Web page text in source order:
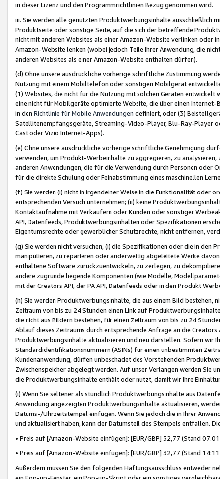
in dieser Lizenz und den Programmrichtlinien Bezug genommen wird.
iii. Sie werden alle genutzten Produktwerbungsinhalte ausschließlich
Produktseite oder sonstige Seite, auf die sich der betreffende
nicht mit anderen Websites als einer Amazon-Website verlinken oder
Amazon-Website lenken (wobei jedoch Teile Ihrer Anwendung, die
anderen Websites als einer Amazon-Website enthalten dürfen).
(d) Ohne unsere ausdrückliche vorherige schriftliche Zustimmung
Nutzung mit einem Mobiltelefon oder sonstigen Mobilgerät
(1) Websites, die nicht für die Nutzung mit solchen Geräten
eine nicht für Mobilgeräte optimierte Website, die über einen
in den Richtlinie für Mobile Anwendungen definiert, oder (3)
Satellitenempfangsgeräte, Streaming-Video-Player, Blu-Ray-Player
Cast oder Vizio Internet-Apps).
(e) Ohne unsere ausdrückliche vorherige schriftliche Genehmigung
verwenden, um Produkt-Werbeinhalte zu aggregieren, zu
anderen Anwendungen, die für die Verwendung durch Personen
für die direkte Schulung oder Feinabstimmung eines maschinellen
(f) Sie werden (i) nicht in irgendeiner Weise in die Funktionalität oder
entsprechenden Versuch unternehmen; (ii) keine
Kontaktaufnahme mit Verkäufern oder Kunden oder sonstiger
API, Datenfeeds, Produktwerbungsinhalten oder Spezifikationen
Eigentumsrechte oder gewerblicher Schutzrechte, nicht entfernen,
(g) Sie werden nicht versuchen, (i) die Spezifikationen oder die in
manipulieren, zu reparieren oder anderweitig abgeleitete Werke
enthaltene Software zurückzuentwickeln, zu zerlegen, zu
andere zugrunde liegende Komponenten (wie Modelle,
mit der Creators API, der PA API, Datenfeeds oder in den Produkt
(h) Sie werden Produktwerbungsinhalte, die aus einem Bild bestehen,
Zeitraum von bis zu 24 Stunden einen Link auf
die nicht aus Bildern bestehen, für einen Zeitraum von bis zu 24
Ablauf dieses Zeitraums durch entsprechende Anfrage an die
Produktwerbungsinhalte aktualisieren und neu darstellen. Sofern wir
Standardidentifikationsnummern (ASINs) für einen unbestimmten
Kundenanwendung, dürfen unbeschadet des Vorstehenden
Zwischenspeicher abgelegt werden. Auf unser Verlangen werden Sie
die Produktwerbungsinhalte enthält oder nutzt, damit wir Ihre
(i) Wenn Sie seltener als stündlich Produktwerbungsinhalte aus
Anwendung angezeigten Produktwerbungsinhalte aktualisieren,
Datums-/Uhrzeitstempel einfügen. Wenn Sie jedoch die in Ihrer
und aktualisiert haben, kann der Datumsteil des Stempels entfallen.
• Preis auf [Amazon-Website einfügen]: [EUR/GBP] 32,77 (Stand
• Preis auf [Amazon-Website einfügen]: [EUR/GBP] 32,77 (Stand
Außerdem müssen Sie den folgenden Haftungsausschluss entweder
ein Pop-up-Fenster, ein Pop-up-Skript oder ein sonstiges